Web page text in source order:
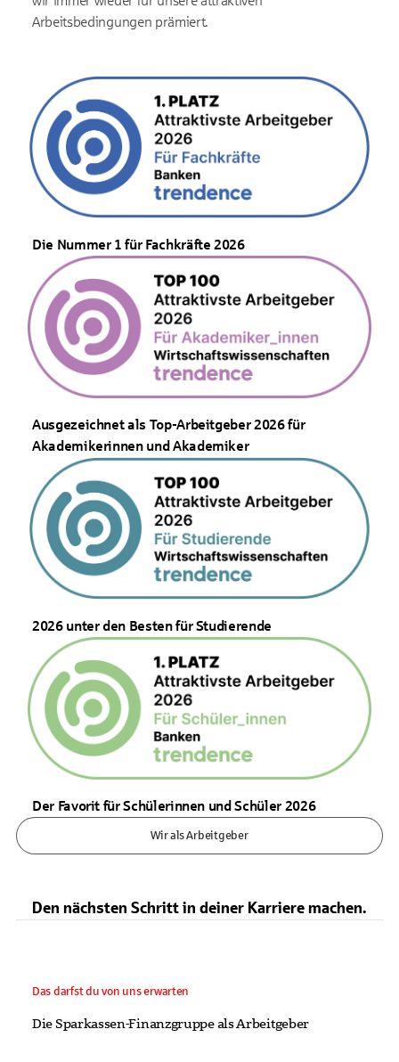
Arbeitsbedingungen prämiert.
Die Nummer 1 für Fachkräfte 2026
Ausgezeichnet als Top-Arbeitgeber 2026 für
Akademikerinnen und Akademiker
2026 unter den Besten für Studierende
Der Favorit für Schülerinnen und Schüler 2026
Wir als Arbeitgeber
Den nächsten Schritt in deiner Karriere machen.
Das darfst du von uns erwarten
Die Sparkassen-Finanzgruppe als Arbeitgeber